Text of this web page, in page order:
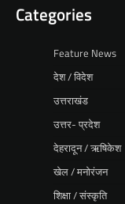
Categories
Feature News
देश / विदेश
उत्तराखंड
उत्तर- प्रदेश
देहरादून / ऋषिकेश
खेल / मनोरंजन
शिक्षा / संस्कृति